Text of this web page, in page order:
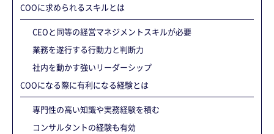
COOに求められるスキルとは
CEOと同等の経営マネジメントスキルが必要
業務を遂行する行動力と判断力
社内を動かす強いリーダーシップ
COOになる際に有利になる経験とは
専門性の高い知識や実務経験を積む
コンサルタントの経験も有効